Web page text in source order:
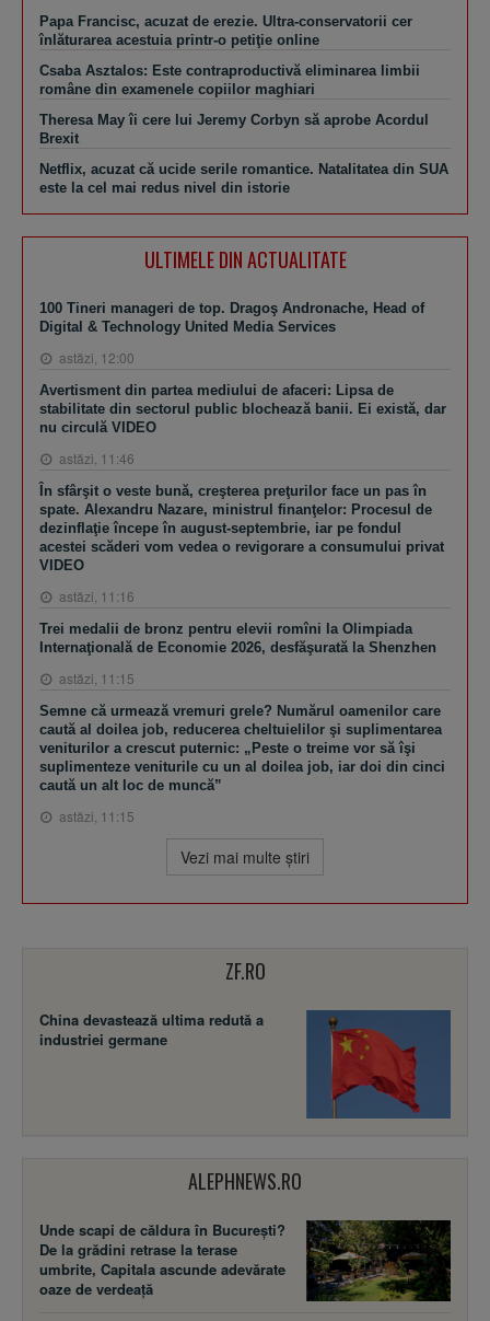
Papa Francisc, acuzat de erezie. Ultra-conservatorii cer
înlăturarea acestuia printr-o petiţie online
Csaba Asztalos: Este contraproductivă eliminarea limbii
române din examenele copiilor maghiari
Theresa May îi cere lui Jeremy Corbyn să aprobe Acordul
Brexit
Netflix, acuzat că ucide serile romantice. Natalitatea din SUA
este la cel mai redus nivel din istorie
ULTIMELE DIN ACTUALITATE
100 Tineri manageri de top. Dragoş Andronache, Head of
Digital & Technology United Media Services
astăzi, 12:00
Avertisment din partea mediului de afaceri: Lipsa de
stabilitate din sectorul public blochează banii. Ei există, dar
nu circulă VIDEO
astăzi, 11:46
În sfârşit o veste bună, creşterea preţurilor face un pas în
spate. Alexandru Nazare, ministrul finanţelor: Procesul de
dezinflaţie începe în august-septembrie, iar pe fondul
acestei scăderi vom vedea o revigorare a consumului privat
VIDEO
astăzi, 11:16
Trei medalii de bronz pentru elevii romîni la Olimpiada
Internaţională de Economie 2026, desfăşurată la Shenzhen
astăzi, 11:15
Semne că urmează vremuri grele? Numărul oamenilor care
caută al doilea job, reducerea cheltuielilor şi suplimentarea
veniturilor a crescut puternic: „Peste o treime vor să îşi
suplimenteze veniturile cu un al doilea job, iar doi din cinci
caută un alt loc de muncă”
astăzi, 11:15
Vezi mai multe ştiri
ZF.RO
China devastează ultima redută a
industriei germane
ALEPHNEWS.RO
Unde scapi de căldura în București?
De la grădini retrase la terase
umbrite, Capitala ascunde adevărate
oaze de verdeață